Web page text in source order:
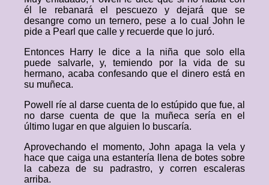
él le rebanará el pescuezo y dejará que se
desangre como un ternero, pese a lo cual John le
pide a Pearl que calle y recuerde que lo juró.
Entonces Harry le dice a la niña que solo ella
puede salvarle, y, temiendo por la vida de su
hermano, acaba confesando que el dinero está en
su muñeca.
Powell ríe al darse cuenta de lo estúpido que fue, al
no darse cuenta de que la muñeca sería en el
último lugar en que alguien lo buscaría.
Aprovechando el momento, John apaga la vela y
hace que caiga una estantería llena de botes sobre
la cabeza de su padrastro, y corren escaleras
arriba.